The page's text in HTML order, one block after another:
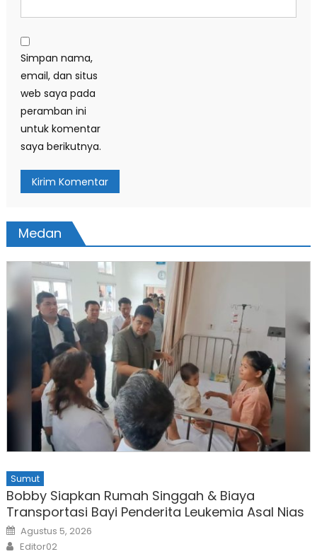
Simpan nama,
email, dan situs
web saya pada
peramban ini
untuk komentar
saya berikutnya.
Medan
Sumut
Bobby Siapkan Rumah Singgah & Biaya
Transportasi Bayi Penderita Leukemia Asal Nias
Posted
on
Agustus 5, 2026
Author
Editor02